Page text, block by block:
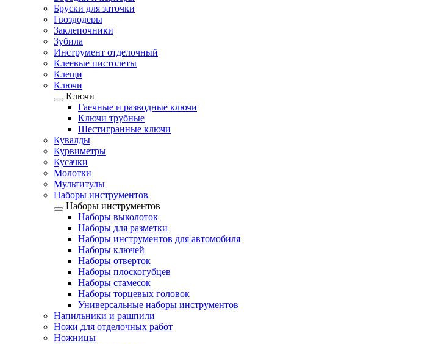
Бруски для заточки
Гвоздодеры
Заклепочники
Зубила
Инструмент отделочный
Клеевые пистолеты
Клещи
Ключи
Ключи
Гаечные и разводные ключи
Ключи трубные
Шестигранные ключи
Кувалды
Курвиметры
Кусачки
Молотки
Мультитулы
Наборы инструментов
Наборы инструментов
Наборы выколоток
Наборы для разметки
Наборы инструментов для автомобиля
Наборы ключей
Наборы отверток
Наборы плоскогубцев
Наборы стамесок
Наборы торцевых головок
Универсальные наборы инструментов
Напильники и рашпили
Ножи для отделочных работ
Ножницы